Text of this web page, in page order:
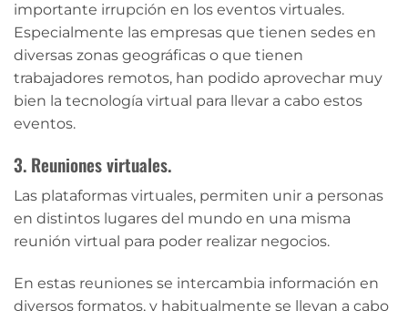
importante irrupción en los eventos virtuales.
Especialmente las empresas que tienen sedes en
diversas zonas geográficas o que tienen
trabajadores remotos, han podido aprovechar muy
bien la tecnología virtual para llevar a cabo estos
eventos.
3. Reuniones virtuales.
Las plataformas virtuales, permiten unir a personas
en distintos lugares del mundo en una misma
reunión virtual para poder realizar negocios.
En estas reuniones se intercambia información en
diversos formatos, y habitualmente se llevan a cabo